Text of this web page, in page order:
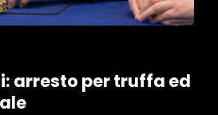
arresto per truffa ed